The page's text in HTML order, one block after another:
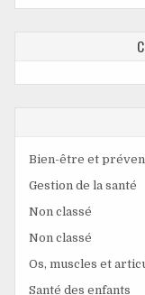
Bien-être et
Gestion de la santé
Non classé
Non classé
Os, muscles et
Santé des enfants